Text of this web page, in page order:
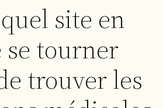
site en
tourner
trouver les